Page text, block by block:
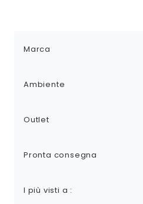
Marca
Ambiente
Outlet
Pronta consegna
I più visti a :